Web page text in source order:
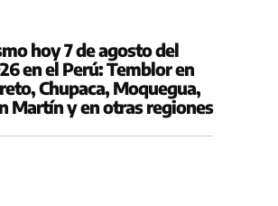
hoy 7 de agosto del
en el Perú: Temblor en
Chupaca, Moquegua,
Martín y en otras regiones